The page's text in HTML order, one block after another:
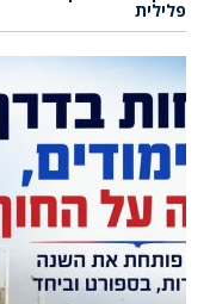
פלילית